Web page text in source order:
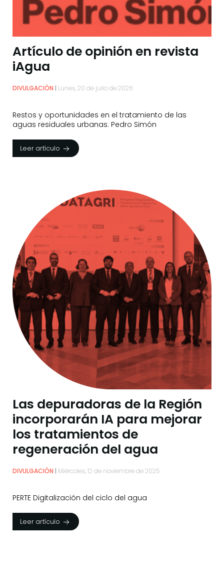
Artículo de opinión en revista
iAgua
DIVULGACIÓN Lunes, 20 de julio de 2026
Restos y oportunidades en el tratamiento de las
aguas residuales urbanas. Pedro Simón
Leer artículo
Las depuradoras de la Región
incorporarán IA para mejorar
los tratamientos de
regeneración del agua
DIVULGACIÓN Miércoles, 12 de noviembre de 2025
PERTE Digitalización del ciclo del agua
Leer artículo